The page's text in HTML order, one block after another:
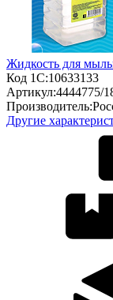
Жидкость для
Код 1С:10633133
Артикул:4444775/
Производитель:
Другие